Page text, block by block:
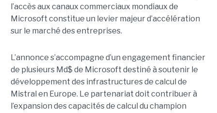
l’accès aux canaux commerciaux mondiaux de
Microsoft constitue un levier majeur d’accélération
sur le marché des entreprises.
L’annonce s’accompagne d’un engagement financier
de plusieurs Md$ de Microsoft destiné à soutenir le
développement des infrastructures de calcul de
Mistral en Europe. Le partenariat doit contribuer à
l’expansion des capacités de calcul du champion